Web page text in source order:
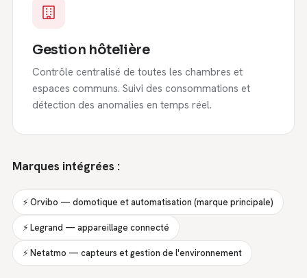
Gestion hôtelière
Contrôle centralisé de toutes les chambres et
espaces communs. Suivi des consommations et
détection des anomalies en temps réel.
Marques intégrées :
⚡ Orvibo — domotique et automatisation (marque principale)
⚡ Legrand — appareillage connecté
⚡ Netatmo — capteurs et gestion de l'environnement